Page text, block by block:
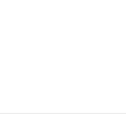
션
사람과 식물에 최적의 환